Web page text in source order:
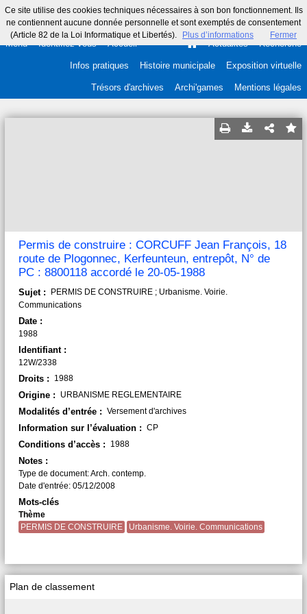
Ce site utilise des cookies techniques nécessaires à son bon fonctionnement. Ils
ne contiennent aucune donnée personnelle et sont exemptés de consentement
(Article 82 de la Loi Informatique et Libertés).
Plus d’informations Fermer
Menu Identifiez-vous Accueil Actualités Recherche
Infos pratiques Histoire municipale Exposition virtuelle
Trésors d'archives Archi'games Mentions légales
Plan de classement
Permis de construire : CORCUFF Jean François, 18
route de Plogonnec, Kerfeunteun, entrepôt, N° de
PC : 8800118 accordé le 20-05-1988
Sujet :
PERMIS DE CONSTRUIRE ; Urbanisme. Voirie.
Communications
Date :
1988
Identifiant :
12W/2338
Droits : 1988
Origine : URBANISME REGLEMENTAIRE
Modalités d’entrée : Versement d'archives
Information sur l’évaluation : CP
Conditions d’accès : 1988
Notes :
Type de document: Arch. contemp.
Date d'entrée: 05/12/2008
Mots-clés
Thème
PERMIS DE CONSTRUIRE
Urbanisme. Voirie. Communications